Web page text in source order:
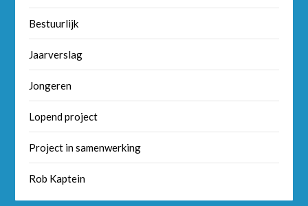
Bestuurlijk
Jaarverslag
Jongeren
Lopend project
Project in samenwerking
Rob Kaptein